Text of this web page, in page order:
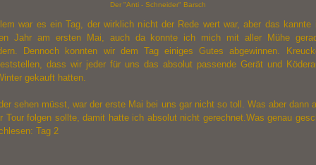
Der "Anti - Schneider" Barsch
war es ein Tag, der wirklich nicht der Rede wert war, aber das kannte
Jahr am ersten Mai, auch da konnte ich mich mit aller Mühe
Dennoch konnten wir dem Tag einiges Gutes abgewinnen.
dass wir jeder für uns das absolut passende Gerät und
gekauft hatten.
sehen müsst, war der erste Mai bei uns gar nicht so toll. Was aber dann
Tour folgen sollte, damit hatte ich absolut nicht gerechnet.Was genau
Tag 2